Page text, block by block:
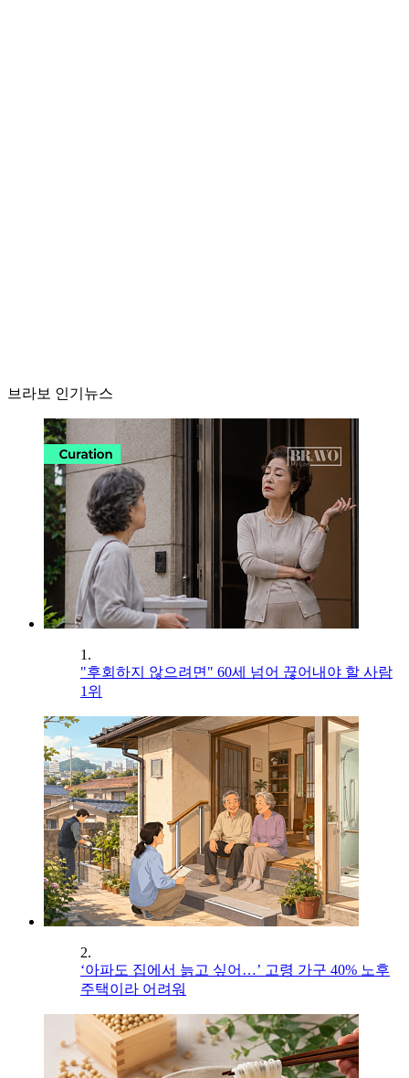
브라보 인기뉴스
1.
"후회하지 않으려면" 60세 넘어 끊어내야 할 사람
1위
2.
‘아파도 집에서 늙고 싶어…’ 고령 가구 40% 노후
주택이라 어려워